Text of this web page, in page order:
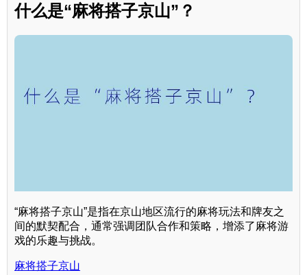
什么是“麻将搭子京山”？
“麻将搭子京山”是指在京山地区流行的麻将玩法和牌友之
间的默契配合，通常强调团队合作和策略，增添了麻将游
戏的乐趣与挑战。
麻将搭子京山